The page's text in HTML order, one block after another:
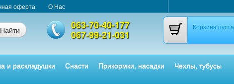
оферта О Нас
Найти 063-70-40-177
067-99-21-031
Корзина пуста
и раскладушки Снасти Прикормки, насадки
Чехлы, тубусы